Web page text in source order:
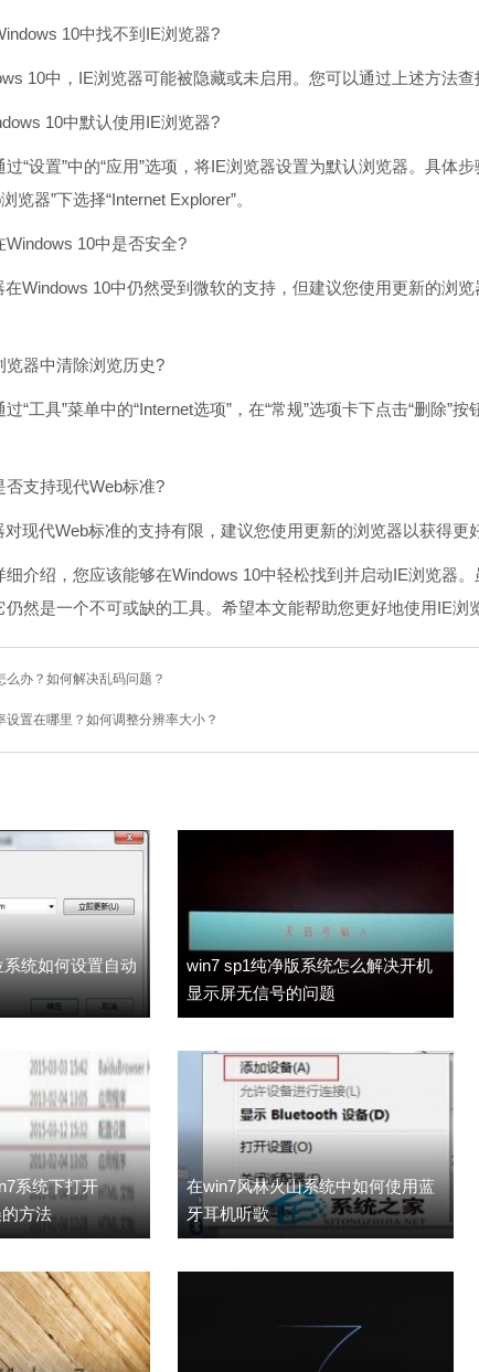
10中找不到IE浏览器?
10中，IE浏览器可能被隐藏或未启用。您可以通过上述方法查
10中默认使用IE浏览器?
设置”中的“应用”选项，将IE浏览器设置为默认浏览器。具体步
览器”下选择“Internet Explorer”。
10中是否安全?
10中仍然受到微软的支持，但建议您使用更新的浏览
器中清除浏览历史?
工具”菜单中的“Internet选项”，在“常规”选项卡下点击“删除”
支持现代Web标准?
代Web标准的支持有限，建议您使用更新的浏览器以获得更
绍，您应该能够在Windows 10中轻松找到并启动IE浏览器。
然是一个不可或缺的工具。希望本文能帮助您更好地使用IE浏
么办？如何解决乱码问题？
设置在哪里？如何调整分辨率大小？
统如何设置自动
win7 sp1纯净版系统怎么解决开机
显示屏无信号的问题
系统下打开
方法
在win7风林火山系统中如何使用蓝
牙耳机听歌